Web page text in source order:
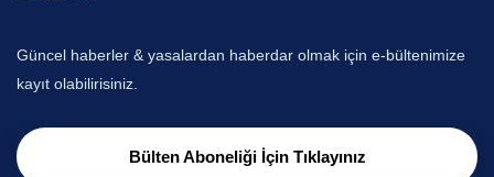
Güncel haberler & yasalardan haberdar olmak için e-bültenimize
kayıt olabilirisiniz.
Bülten Aboneliği İçin Tıklayınız